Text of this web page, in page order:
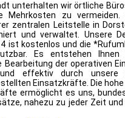
unterhalten wir örtliche
Mehrkosten zu vermeiden.
zentralen Leitstelle in
und verwaltet. Unsere
ist kostenlos und die
Es entstehen Ihnen
Bearbeitung der operativen
effektiv durch unsere
Einsatzkräfte. Die
ermöglicht es uns,
nahezu zu jeder Zeit und